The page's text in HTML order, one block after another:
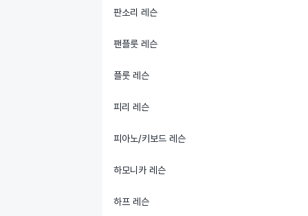
판소리 레슨
팬플룻 레슨
플룻 레슨
피리 레슨
피아노/키보드 레슨
하모니카 레슨
하프 레슨